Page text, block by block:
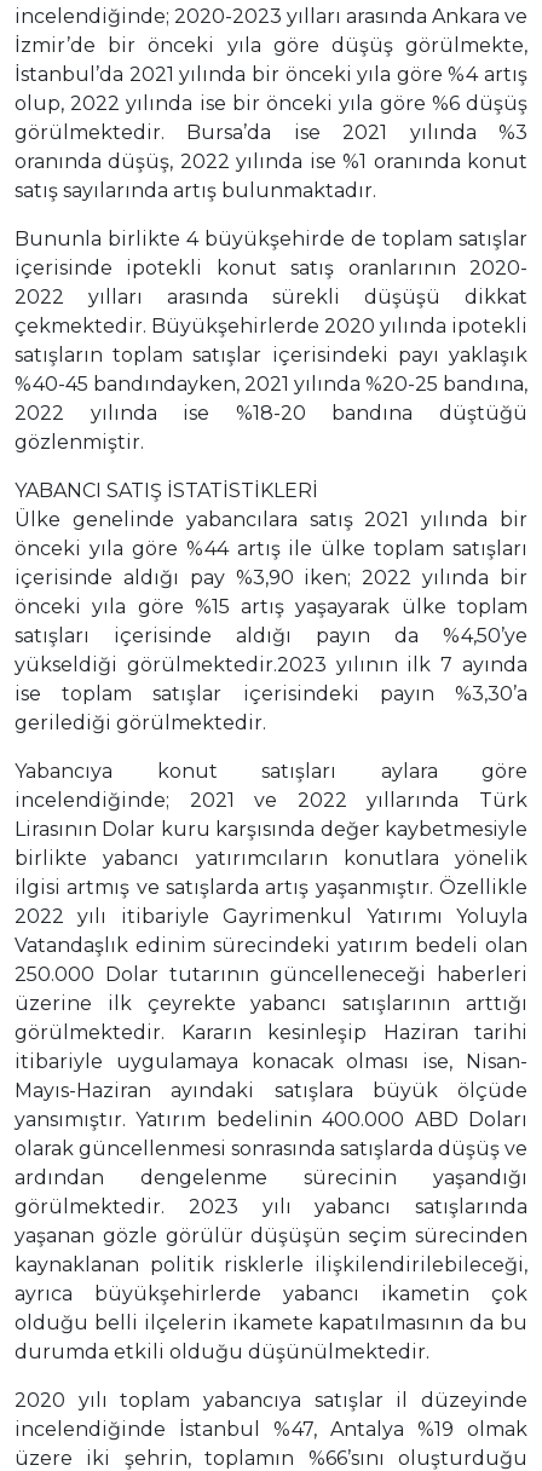
incelendiğinde; 2020-2023 yılları arasında Ankara ve
İzmir’de bir önceki yıla göre düşüş görülmekte,
İstanbul’da 2021 yılında bir önceki yıla göre %4 artış
olup, 2022 yılında ise bir önceki yıla göre %6 düşüş
görülmektedir. Bursa’da ise 2021 yılında %3
oranında düşüş, 2022 yılında ise %1 oranında konut
satış sayılarında artış bulunmaktadır.
Bununla birlikte 4 büyükşehirde de toplam satışlar
içerisinde ipotekli konut satış oranlarının 2020-
2022 yılları arasında sürekli düşüşü dikkat
çekmektedir. Büyükşehirlerde 2020 yılında ipotekli
satışların toplam satışlar içerisindeki payı yaklaşık
%40-45 bandındayken, 2021 yılında %20-25 bandına,
2022 yılında ise %18-20 bandına düştüğü
gözlenmiştir.
YABANCI SATIŞ İSTATİSTİKLERİ
Ülke genelinde yabancılara satış 2021 yılında bir
önceki yıla göre %44 artış ile ülke toplam satışları
içerisinde aldığı pay %3,90 iken; 2022 yılında bir
önceki yıla göre %15 artış yaşayarak ülke toplam
satışları içerisinde aldığı payın da %4,50’ye
yükseldiği görülmektedir.2023 yılının ilk 7 ayında
ise toplam satışlar içerisindeki payın %3,30’a
gerilediği görülmektedir.
Yabancıya konut satışları aylara göre
incelendiğinde; 2021 ve 2022 yıllarında Türk
Lirasının Dolar kuru karşısında değer kaybetmesiyle
birlikte yabancı yatırımcıların konutlara yönelik
ilgisi artmış ve satışlarda artış yaşanmıştır. Özellikle
2022 yılı itibariyle Gayrimenkul Yatırımı Yoluyla
Vatandaşlık edinim sürecindeki yatırım bedeli olan
250.000 Dolar tutarının güncelleneceği haberleri
üzerine ilk çeyrekte yabancı satışlarının arttığı
görülmektedir. Kararın kesinleşip Haziran tarihi
itibariyle uygulamaya konacak olması ise, Nisan-
Mayıs-Haziran ayındaki satışlara büyük ölçüde
yansımıştır. Yatırım bedelinin 400.000 ABD Doları
olarak güncellenmesi sonrasında satışlarda düşüş ve
ardından dengelenme sürecinin yaşandığı
görülmektedir. 2023 yılı yabancı satışlarında
yaşanan gözle görülür düşüşün seçim sürecinden
kaynaklanan politik risklerle ilişkilendirilebileceği,
ayrıca büyükşehirlerde yabancı ikametin çok
olduğu belli ilçelerin ikamete kapatılmasının da bu
durumda etkili olduğu düşünülmektedir.
2020 yılı toplam yabancıya satışlar il düzeyinde
incelendiğinde İstanbul %47, Antalya %19 olmak
üzere iki şehrin, toplamın %66’sını oluşturduğu